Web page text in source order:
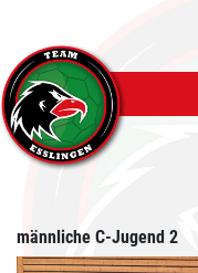
männliche C-Jugend 2